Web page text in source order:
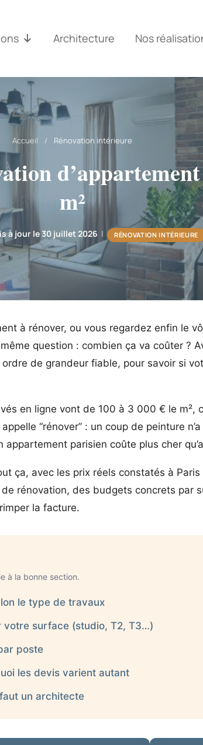
Architecture Nos
Accueil / Rénovation intérieure
m²
à jour le 30 juillet 2026 | RÉNOVATION INTÉRIEURE
à rénover, ou vous regardez enfin le
question : combien ça va coûter ?
de grandeur fiable, pour savoir si
en ligne vont de 100 à 3 000 € le m²,
“rénover” : un coup de peinture
parisien coûte plus cher
ça, avec les prix réels constatés à
de rénovation, des budgets concrets par
la facture.
à la bonne section.
le type de travaux
surface (studio, T2, T3…)
poste
les devis varient autant
un architecte